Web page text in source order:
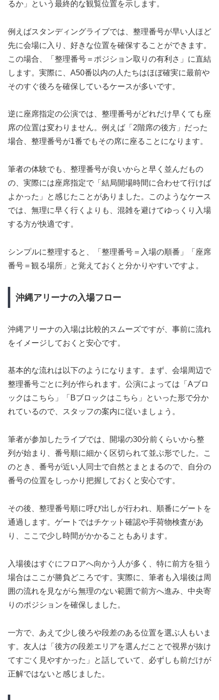
るか」という最終的な観覧位置を示します。
例えばスタンディングライブでは、整理番号が早い人ほど
先に会場に入り、好きな位置を確保することができます。
この場合、「整理番号＝ポジション取りの有利さ」に直結
します。実際に、A50番以内の人たちはほぼ確実に最前や
そのすぐ後ろを確保しているケースが多いです。
逆に座席指定の公演では、整理番号がどれだけ早くても座
席の位置は変わりません。例えば「2階席の後方」だった
場合、整理番号が1番でもその席に座ることになります。
筆者の体験でも、整理番号が良いからと早く並んだもの
の、実際には座席指定で「結局開場時間に合わせて行けば
よかった」と感じたことがありました。このようなケース
では、無理に早く行くよりも、混雑を避けてゆっくり入場
する方が快適です。
シンプルに整理すると、「整理番号＝入場の順番」「座席
番号＝観る場所」と覚えておくと分かりやすいですよ。
沖縄アリーナの入場フロー
沖縄アリーナの入場は比較的スムーズですが、事前に流れ
をイメージしておくと安心です。
基本的な流れは以下のようになります。まず、会場周辺で
整理番号ごとに列が作られます。公演によっては「Aブロ
ックはこちら」「Bブロックはこちら」といった形で分か
れているので、スタッフの案内に従いましょう。
筆者が参加したライブでは、開場の30分前くらいから整
列が始まり、番号順に細かく区切られて並ぶ形でした。こ
のとき、番号が近い人同士で自然とまとまるので、自分の
番号の位置をしっかり把握しておくと安心です。
その後、整理番号順に呼び出しが行われ、順番にゲートを
通過します。ゲートではチケット確認や手荷物検査があ
り、ここで少し時間がかかることもあります。
入場後はすぐにフロアへ向かう人が多く、特に前方を狙う
場合はここが勝負どころです。実際に、筆者も入場後は周
囲の流れを見ながら無理のない範囲で前方へ進み、中央寄
りのポジションを確保しました。
一方で、あえて少し後ろや段差のある位置を選ぶ人もいま
す。友人は「後方の段差エリアを選んだことで視界が抜け
てすごく見やすかった」と話していて、必ずしも前だけが
正解ではないと感じました。